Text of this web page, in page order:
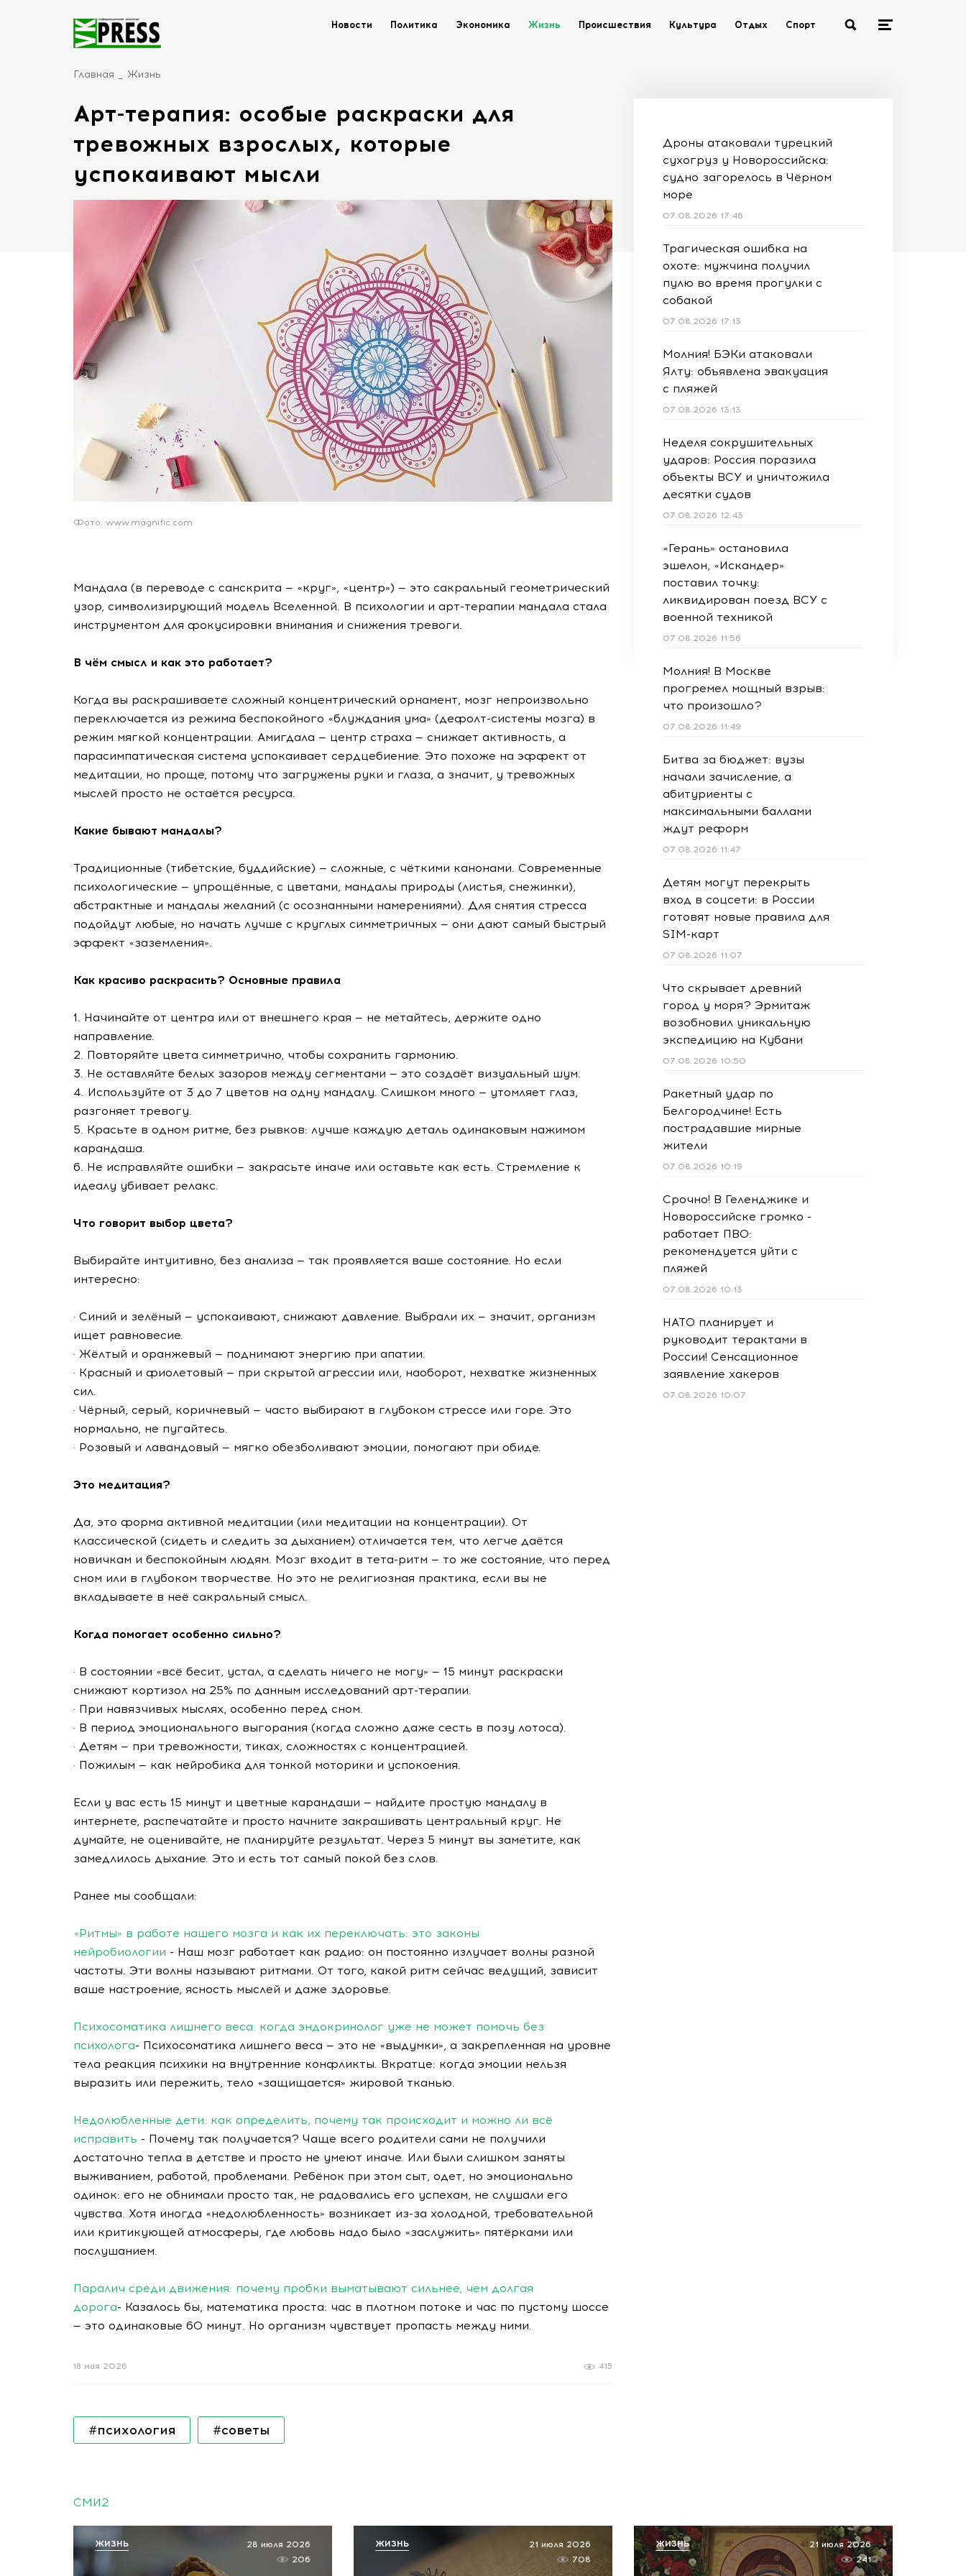
Новости Политика Экономика Жизнь Происшествия Культура Отдых Спорт
Главная Жизнь
Арт-терапия: особые раскраски для
тревожных взрослых, которые
успокаивают мысли
Фото: www.magnific.com
Мандала (в переводе с санскрита — «круг», «центр») — это сакральный геометрический
узор, символизирующий модель Вселенной. В психологии и арт-терапии мандала стала
инструментом для фокусировки внимания и снижения тревоги.
В чём смысл и как это работает?
Когда вы раскрашиваете сложный концентрический орнамент, мозг непроизвольно
переключается из режима беспокойного «блуждания ума» (дефолт-системы мозга) в
режим мягкой концентрации. Амигдала — центр страха — снижает активность, а
парасимпатическая система успокаивает сердцебиение. Это похоже на эффект от
медитации, но проще, потому что загружены руки и глаза, а значит, у тревожных
мыслей просто не остаётся ресурса.
Какие бывают мандалы?
Традиционные (тибетские, буддийские) — сложные, с чёткими канонами. Современные
психологические — упрощённые, с цветами, мандалы природы (листья, снежинки),
абстрактные и мандалы желаний (с осознанными намерениями). Для снятия стресса
подойдут любые, но начать лучше с круглых симметричных — они дают самый быстрый
эффект «заземления».
Как красиво раскрасить? Основные правила
1. Начинайте от центра или от внешнего края — не метайтесь, держите одно
направление.
2. Повторяйте цвета симметрично, чтобы сохранить гармонию.
3. Не оставляйте белых зазоров между сегментами — это создаёт визуальный шум.
4. Используйте от 3 до 7 цветов на одну мандалу. Слишком много — утомляет глаз,
разгоняет тревогу.
5. Красьте в одном ритме, без рывков: лучше каждую деталь одинаковым нажимом
карандаша.
6. Не исправляйте ошибки — закрасьте иначе или оставьте как есть. Стремление к
идеалу убивает релакс.
Что говорит выбор цвета?
Выбирайте интуитивно, без анализа — так проявляется ваше состояние. Но если
интересно:
· Синий и зелёный — успокаивают, снижают давление. Выбрали их — значит, организм
ищет равновесие.
· Жёлтый и оранжевый — поднимают энергию при апатии.
· Красный и фиолетовый — при скрытой агрессии или, наоборот, нехватке жизненных
сил.
· Чёрный, серый, коричневый — часто выбирают в глубоком стрессе или горе. Это
нормально, не пугайтесь.
· Розовый и лавандовый — мягко обезболивают эмоции, помогают при обиде.
Это медитация?
Да, это форма активной медитации (или медитации на концентрации). От
классической (сидеть и следить за дыханием) отличается тем, что легче даётся
новичкам и беспокойным людям. Мозг входит в тета-ритм — то же состояние, что перед
сном или в глубоком творчестве. Но это не религиозная практика, если вы не
вкладываете в неё сакральный смысл.
Когда помогает особенно сильно?
· В состоянии «всё бесит, устал, а сделать ничего не могу» — 15 минут раскраски
снижают кортизол на 25% по данным исследований арт-терапии.
· При навязчивых мыслях, особенно перед сном.
· В период эмоционального выгорания (когда сложно даже сесть в позу лотоса).
· Детям — при тревожности, тиках, сложностях с концентрацией.
· Пожилым — как нейробика для тонкой моторики и успокоения.
Если у вас есть 15 минут и цветные карандаши — найдите простую мандалу в
интернете, распечатайте и просто начните закрашивать центральный круг. Не
думайте, не оценивайте, не планируйте результат. Через 5 минут вы заметите, как
замедлилось дыхание. Это и есть тот самый покой без слов.
Ранее мы сообщали:
«Ритмы» в работе нашего мозга и как их переключать: это законы
нейробиологии - Наш мозг работает как радио: он постоянно излучает волны разной
частоты. Эти волны называют ритмами. От того, какой ритм сейчас ведущий, зависит
ваше настроение, ясность мыслей и даже здоровье.
Психосоматика лишнего веса: когда эндокринолог уже не может помочь без
психолога- Психосоматика лишнего веса — это не «выдумки», а закрепленная на уровне
тела реакция психики на внутренние конфликты. Вкратце: когда эмоции нельзя
выразить или пережить, тело «защищается» жировой тканью.
Недолюбленные дети: как определить, почему так происходит и можно ли всё
исправить - Почему так получается? Чаще всего родители сами не получили
достаточно тепла в детстве и просто не умеют иначе. Или были слишком заняты
выживанием, работой, проблемами. Ребёнок при этом сыт, одет, но эмоционально
одинок: его не обнимали просто так, не радовались его успехам, не слушали его
чувства. Хотя иногда «недолюбленность» возникает из-за холодной, требовательной
или критикующей атмосферы, где любовь надо было «заслужить» пятёрками или
послушанием.
Паралич среди движения: почему пробки выматывают сильнее, чем долгая
дорога- Казалось бы, математика проста: час в плотном потоке и час по пустому шоссе
— это одинаковые 60 минут. Но организм чувствует пропасть между ними.
415
18 мая 2026
#психология #советы
Дроны атаковали турецкий
сухогруз у Новороссийска:
судно загорелось в Чёрном
море
07.08.2026 17:46
Трагическая ошибка на
охоте: мужчина получил
пулю во время прогулки с
собакой
07.08.2026 17:13
Молния! БЭКи атаковали
Ялту: объявлена эвакуация
с пляжей
07.08.2026 13:13
Неделя сокрушительных
ударов: Россия поразила
объекты ВСУ и уничтожила
десятки судов
07.08.2026 12:43
«Герань» остановила
эшелон, «Искандер»
поставил точку:
ликвидирован поезд ВСУ с
военной техникой
07.08.2026 11:56
Молния! В Москве
прогремел мощный взрыв:
что произошло?
07.08.2026 11:49
Битва за бюджет: вузы
начали зачисление, а
абитуриенты с
максимальными баллами
ждут реформ
07.08.2026 11:47
Детям могут перекрыть
вход в соцсети: в России
готовят новые правила для
SIM-карт
07.08.2026 11:07
Что скрывает древний
город у моря? Эрмитаж
возобновил уникальную
экспедицию на Кубани
07.08.2026 10:50
Ракетный удар по
Белгородчине! Есть
пострадавшие мирные
жители
07.08.2026 10:19
Срочно! В Геленджике и
Новороссийске громко -
работает ПВО:
рекомендуется уйти с
пляжей
07.08.2026 10:13
НАТО планирует и
руководит терактами в
России! Сенсационное
заявление хакеров
07.08.2026 10:07
СМИ2
28 июля 2026
206
ЖИЗНЬ
21 июля 2026
708
ЖИЗНЬ
21 июля 2026
241
ЖИЗНЬ